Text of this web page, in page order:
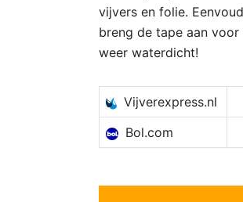
vijvers en folie.
breng de tape aan
weer waterdicht!
Vijverexpress.nl
Bol.com